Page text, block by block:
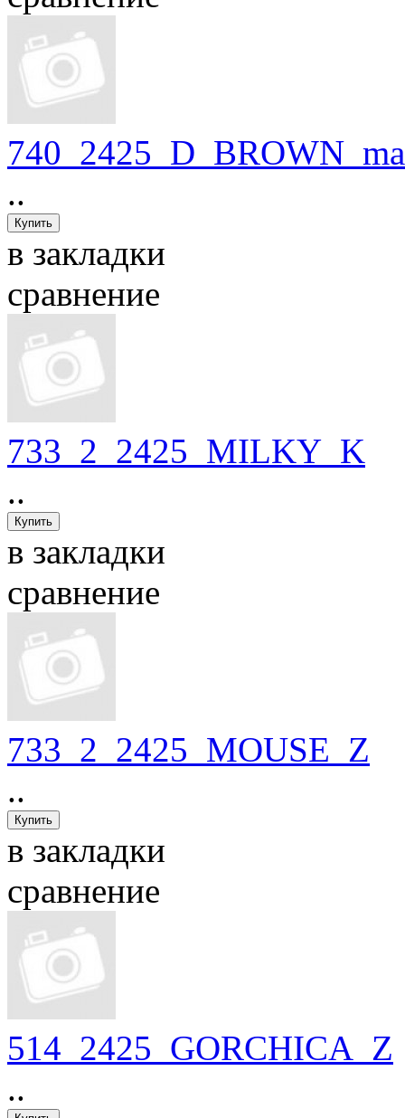
..
в закладки
сравнение
733_2_2425_MILKY_K
..
в закладки
сравнение
733_2_2425_MOUSE_Z
..
в закладки
сравнение
514_2425_GORCHICA_Z
..